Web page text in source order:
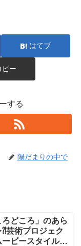
はてブ
ピー
する
陽だまりの中で
ろどころ」のあら
芸術プロジェク
ービースタイル・